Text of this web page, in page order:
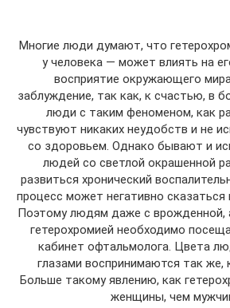
Многие люди думают, что
у человека — может влиять на
восприятие окружающего
заблуждение, так как, к счастью, в
люди с таким феноменом, как
чувствуют никаких неудобств и не
со здоровьем. Однако бывают и
людей со светлой окрашенной
развиться хронический
процесс может негативно сказаться
Поэтому людям даже с врожденной,
гетерохромией необходимо
кабинет офтальмолога. Цвета
глазами воспринимаются так же,
Больше такому явлению, как
женщины, чем